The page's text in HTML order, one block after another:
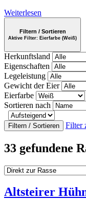
Weiterlesen
Filtern / Sortieren
Aktive Filter: Eierfarbe (Weiß)
Herkunftsland
Eigenschaften
Legeleistung
Gewicht der Eier
Eierfarbe
Sortieren nach
Filtern / Sortieren Filter
33 gefundene
Altsteirer